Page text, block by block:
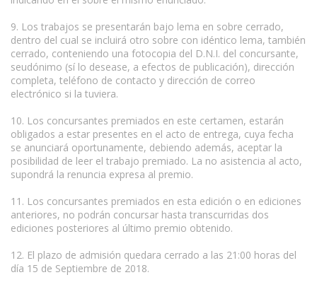
9. Los trabajos se presentarán bajo lema en sobre cerrado,
dentro del cual se incluirá otro sobre con idéntico lema, también
cerrado, conteniendo una fotocopia del D.N.I. del concursante,
seudónimo (sí lo desease, a efectos de publicación), dirección
completa, teléfono de contacto y dirección de correo
electrónico si la tuviera.
10. Los concursantes premiados en este certamen, estarán
obligados a estar presentes en el acto de entrega, cuya fecha
se anunciará oportunamente, debiendo además, aceptar la
posibilidad de leer el trabajo premiado. La no asistencia al acto,
supondrá la renuncia expresa al premio.
11. Los concursantes premiados en esta edición o en ediciones
anteriores, no podrán concursar hasta transcurridas dos
ediciones posteriores al último premio obtenido.
12. El plazo de admisión quedara cerrado a las 21:00 horas del
día 15 de Septiembre de 2018.